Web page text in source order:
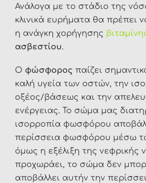
Ανάλογα με το στάδιο της
κλινικά ευρήματα θα πρέπει
η ανάγκη χορήγησης
ασβεστίου.
Ο φώσφορος παίζει
καλή υγεία των οστών, την
οξέος/βάσεως και την
ενέργειας. Το σώμα μας
ισορροπία φωσφόρου
περίσσεια φωσφόρου μέσω
όμως η εξέλιξη της νεφρικής
προχωράει, το σώμα δεν
αποβάλλει αυτήν την